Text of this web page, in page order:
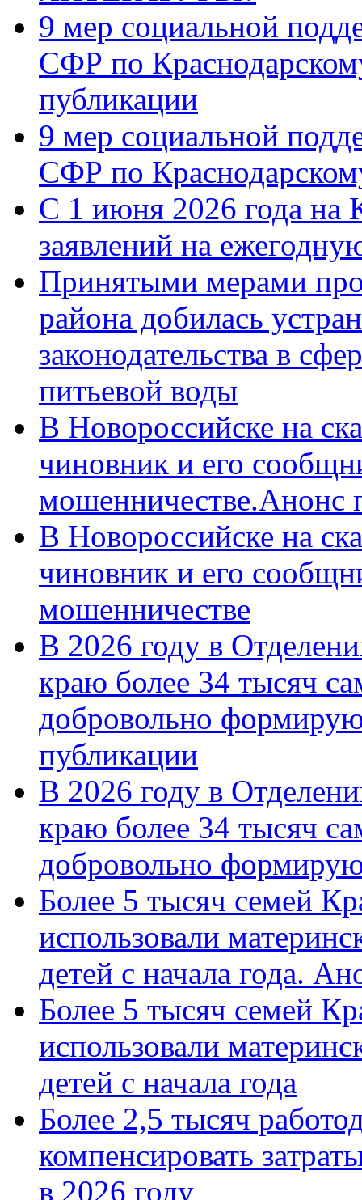
9 мер социальной
СФР по
публикации
9 мер социальной
СФР по
С 1 июня 2026 года на
заявлений на
Принятыми мерами
района добилась
законодательства в
питьевой воды
В Новороссийске на
чиновник и его
мошенничестве.Анонс
В Новороссийске на
чиновник и его
мошенничестве
В 2026 году в
краю более 34 тысяч
добровольно
публикации
В 2026 году в
краю более 34 тысяч
добровольно
Более 5 тысяч семей
использовали
детей с начала года.
Более 5 тысяч семей
использовали
детей с начала года
Более 2,5 тысяч
компенсировать
в 2026 году